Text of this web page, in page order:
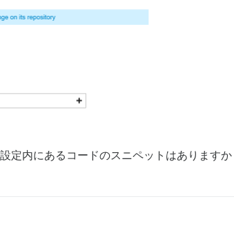
設定内にあるコードのスニペットはありますか